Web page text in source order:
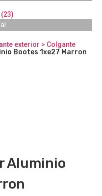
exterior > Colgante
Bootes 1xe27 Marron
Aluminio